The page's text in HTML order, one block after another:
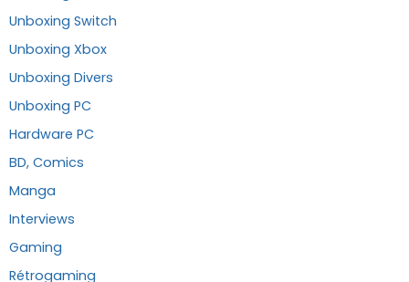
Unboxing Switch
Unboxing Xbox
Unboxing Divers
Unboxing PC
Hardware PC
BD, Comics
Manga
Interviews
Gaming
Rétrogaming